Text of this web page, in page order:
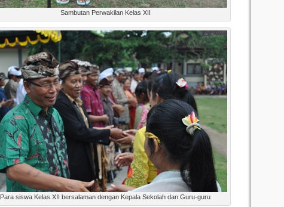
Sambutan Perwakilan Kelas XII
Para siswa Kelas XII bersalaman dengan Kepala Sekolah dan Guru-guru